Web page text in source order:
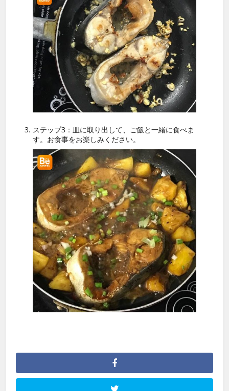
ステップ3：皿に取り出して、ご飯と一緒に食べま
す。お食事をお楽しみください。